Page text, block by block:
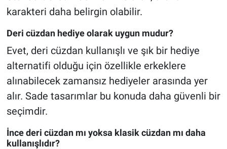
karakteri daha belirgin olabilir.
Deri cüzdan hediye olarak uygun mudur?
Evet, deri cüzdan kullanışlı ve şık bir hediye
alternatifi olduğu için özellikle erkeklere
alınabilecek zamansız hediyeler arasında yer
alır. Sade tasarımlar bu konuda daha güvenli bir
seçimdir.
İnce deri cüzdan mı yoksa klasik cüzdan mı daha
kullanışlıdır?